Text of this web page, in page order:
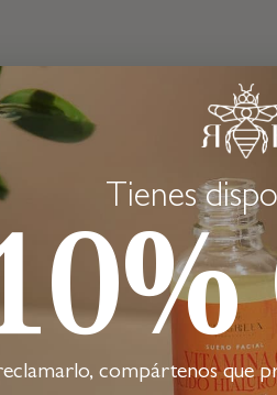
Tienes
compártenos que